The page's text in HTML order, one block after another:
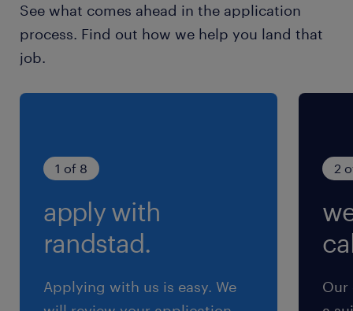
雇用期間
期間の定めなし
See what comes ahead in the application
process. Find out how we help you land that
job.
1 of 8
apply with
randstad.
Applying with us is easy. We
2
Our